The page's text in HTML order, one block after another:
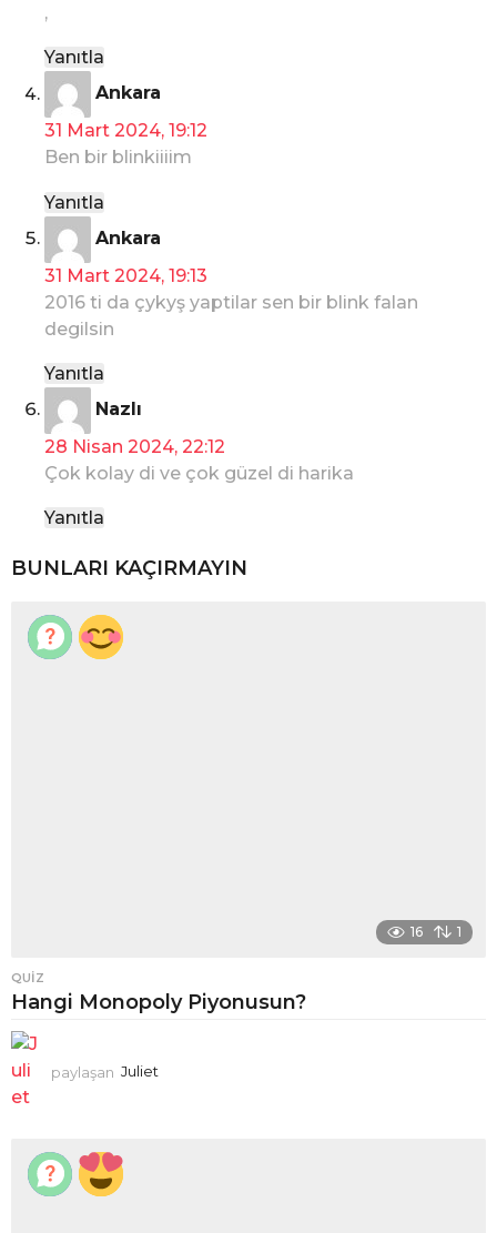
:
,
Yanıtla
Ankara
d
i
31 Mart 2024, 19:12
Ben bir blinkiiiim
Yanıtla
Ankara
d
i
31 Mart 2024, 19:13
2016 ti da çykyş yaptilar sen bir blink falan
degilsin
Yanıtla
Nazlı
d
i
:
28 Nisan 2024, 22:12
Çok kolay di ve çok güzel di harika
Yanıtla
BUNLARI KAÇIRMAYIN
16 1
QUIZ
Hangi Monopoly Piyonusun?
paylaşan Juliet